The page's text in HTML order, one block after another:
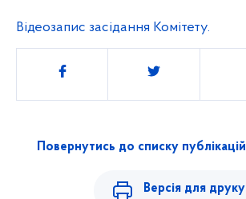
Відеозапис засідання Комітету.
Поділитись
Повернутись до списку публікацій
Версія для друку